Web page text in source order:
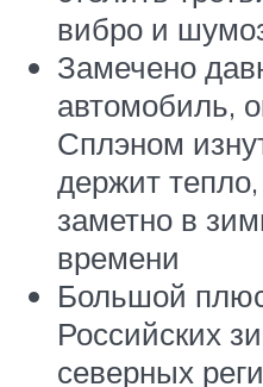
вибро и
Замечено
автомобиль,
Сплэном
держит
заметно в
времени
Большой
Российских
северных